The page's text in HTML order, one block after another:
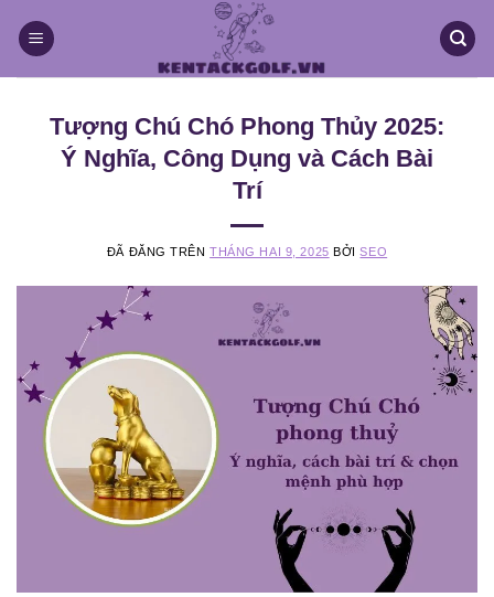
đến
Tượng Chú Chó Phong Thủy 2025:
Ý Nghĩa, Công Dụng và Cách Bài
Trí
ĐÃ ĐĂNG TRÊNTHÁNG HAI 9, 2025 BỞISEO